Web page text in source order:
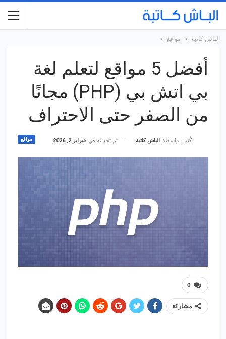
الباش كاتبة مواقع
أفضل 5 مواقع لتعلم لغة
بي اتش بي (PHP) مجانًا
من الصفر حتى الاحتراف
مواقع كُتِب بواسطة الباش كاتبة تم تحديثه في فبراير 2, 2026
0
مشاركة